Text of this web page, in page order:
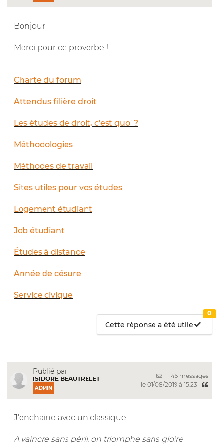
Bonjour
Merci pour ce proverbe !
Charte du forum
Attendus filière droit
Les études de droit, c'est quoi ?
Méthodologies
Méthodes de travail
Sites utiles pour vos études
Logement étudiant
Job étudiant
Études à distance
Année de césure
Service civique
Cette réponse a été utile
0
Publié par
ISIDORE BEAUTRELET
ADMIN
11146 messages
le 01/08/2019 à 15:23
J'enchaine avec un classique
A vaincre sans péril, on triomphe sans gloire